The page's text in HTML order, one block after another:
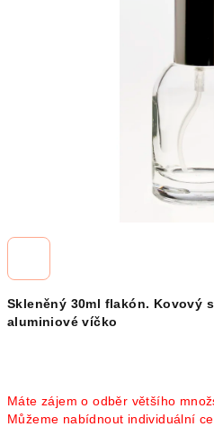
Skleněný 30ml flakón. Kovový
aluminiové víčko
Máte zájem o odběr většího
Můžeme nabídnout individuální